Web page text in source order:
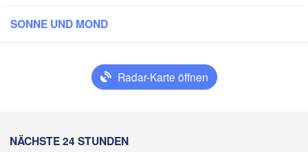
SONNE UND MOND
Radar-Karte öffnen
NÄCHSTE 24 STUNDEN
Tehuacán
Pozo Yutatoma (Barrio Ñundaso)